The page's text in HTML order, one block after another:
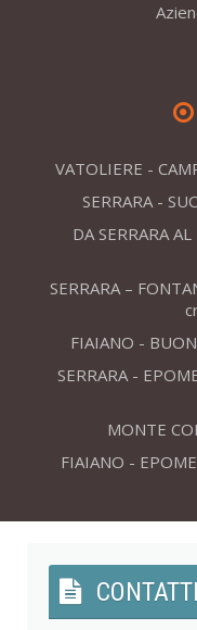
VATOLIERE -
SERRARA -
DA SERRARA
SERRARA –
FIAIANO -
SERRARA -
MONTE
FIAIANO -
CONTATTI